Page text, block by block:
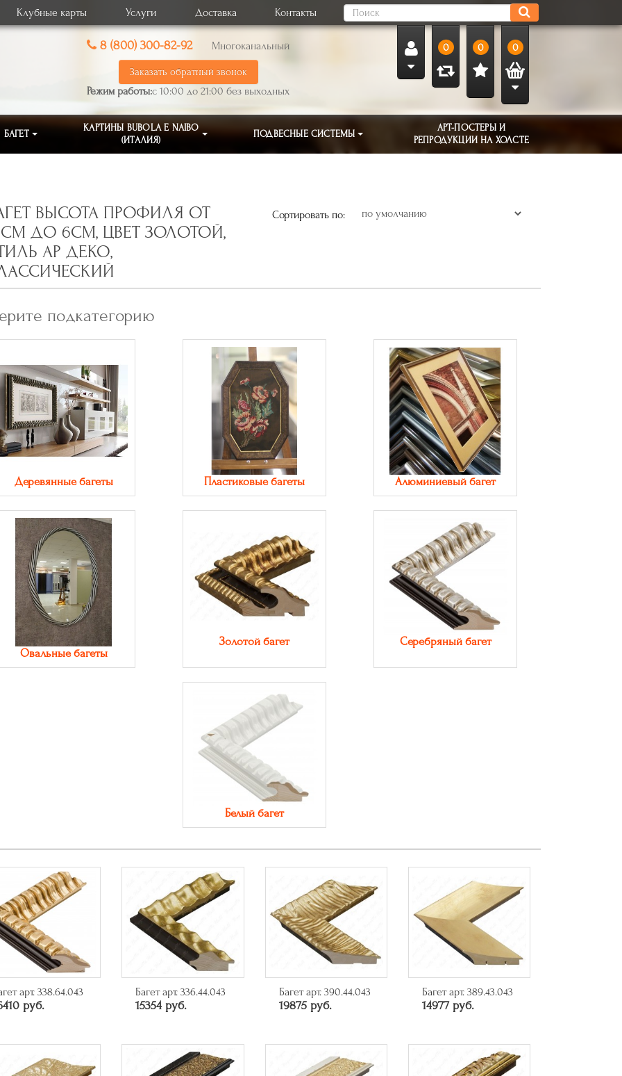
Клубные карты Услуги Доставка Контакты
8 (800) 300-82-92 Многоканальный
Заказать обратный звонок
Режим работы:с 10:00 до 21:00 без выходных
0 0 0
БАГЕТ
КАРТИНЫ BUBOLA E NAIBO
(ИТАЛИЯ)
ПОДВЕСНЫЕ СИСТЕМЫ
АРТ-ПОСТЕРЫ И
РЕПРОДУКЦИИ НА ХОЛСТЕ
ВЫСОТА ПРОФИЛЯ ОТ
ДО 6СМ, ЦВЕТ ЗОЛОТОЙ,
АР ДЕКО,
Сортировать по:
подкатегорию
Деревянные багеты Пластиковые багеты Алюминиевый багет
Овальные багеты
Золотой багет Серебряный багет
Белый багет
арт. 338.64.043
руб.
Багет арт. 336.44.043
15354 руб.
Багет арт. 390.44.043
19875 руб.
Багет арт. 389.43.043
14977 руб.